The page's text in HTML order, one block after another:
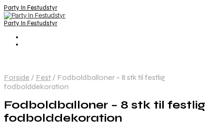
Party In Festudstyr
Party In Festudstyr
Forside / Fest / Fodboldballoner – 8 stk til festlig
fodbolddekoration
Fodboldballoner – 8 stk til festlig
fodbolddekoration